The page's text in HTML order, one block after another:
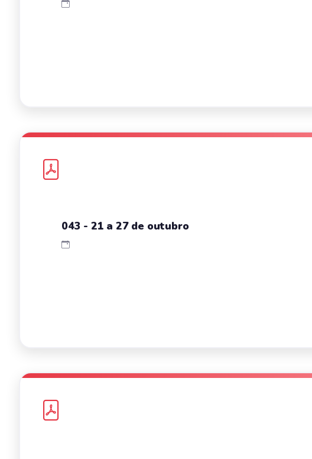
043 - 21 a 27 de outubro